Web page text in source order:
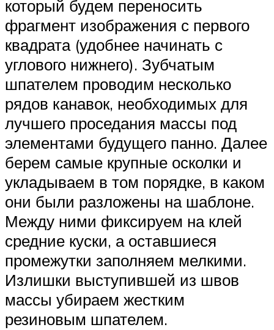
который будем переносить
фрагмент изображения с первого
квадрата (удобнее начинать с
углового нижнего). Зубчатым
шпателем проводим несколько
рядов канавок, необходимых для
лучшего проседания массы под
элементами будущего панно. Далее
берем самые крупные осколки и
укладываем в том порядке, в каком
они были разложены на шаблоне.
Между ними фиксируем на клей
средние куски, а оставшиеся
промежутки заполняем мелкими.
Излишки выступившей из швов
массы убираем жестким
резиновым шпателем.